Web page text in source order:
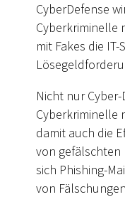
CyberDefense
Cyberkriminelle
mit Fakes die
Nicht nur
Cyberkriminelle
damit auch die
von gefälschten
sich Phishing-
von